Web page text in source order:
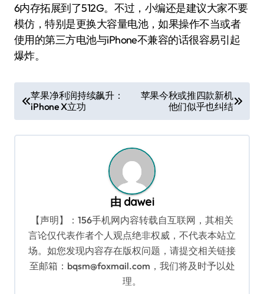
6内存拓展到了512G。不过，小编还是建议大家不要
模仿，特别是更换大容量电池，如果操作不当或者
使用的第三方电池与iPhone不兼容的话很容易引起
爆炸。
章
导
苹果净利润持续飙升：
iPhone X立功
苹果今秋或推四款新机
他们似乎也纠结
由 dawei
【声明】：156手机网内容转载自互联网，其相关
言论仅代表作者个人观点绝非权威，不代表本站立
场。如您发现内容存在版权问题，请提交相关链接
至邮箱：bqsm@foxmail.com，我们将及时予以处
理。